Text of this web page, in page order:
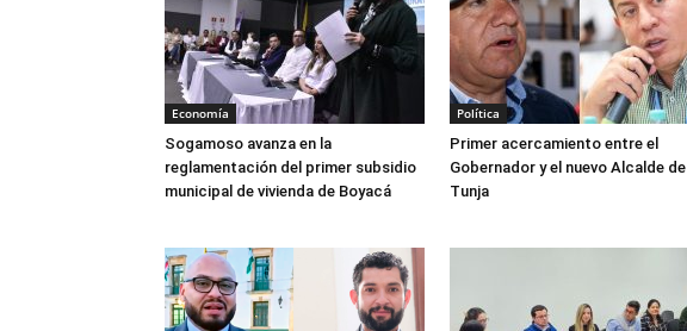
Economía
Sogamoso avanza en la
reglamentación del primer subsidio
municipal de vivienda de Boyacá
Política
Primer acercamiento entre el
Gobernador y el nuevo Alcalde de
Tunja